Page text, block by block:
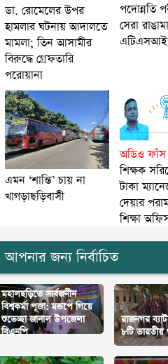
ডা. রোমেলের উপর
হামলার ঘটনায় আদালতে
মামলা; তিন আসামীর
বিরুদ্ধে গ্রেফতারি
পরোয়ানা
পদোন্নতি
সেরা
এটিএসআই
এমন ‘শান্তি’ চায় না
খাগড়াছড়িবাসী
অডিও
শিক্ষক
টাকা
দেয়ার
শিক্ষা
আপনার জন্য নির্বাচিত
মহালছড়িতে সার্বজনীন
বিশ্বকর্মা পূজা: মন্ডপে গিয়ে
শুভেচ্ছা জানাল উপজেলা
বিএনপি
রাজনগর
৮টি